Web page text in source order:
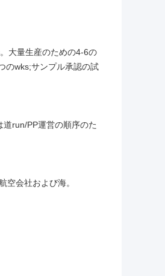
大量生産のための4-6の
のwks;サンプル承認の試
run/PP運営の順序のた
会社および海。